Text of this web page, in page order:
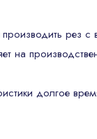
рез с
на
долгое